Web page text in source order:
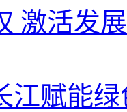
激活发
江赋能